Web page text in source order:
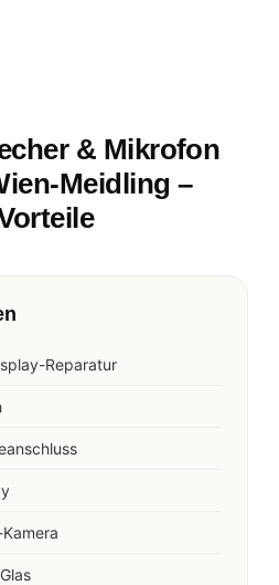
& Mikrofon
Meidling –
Reparatur